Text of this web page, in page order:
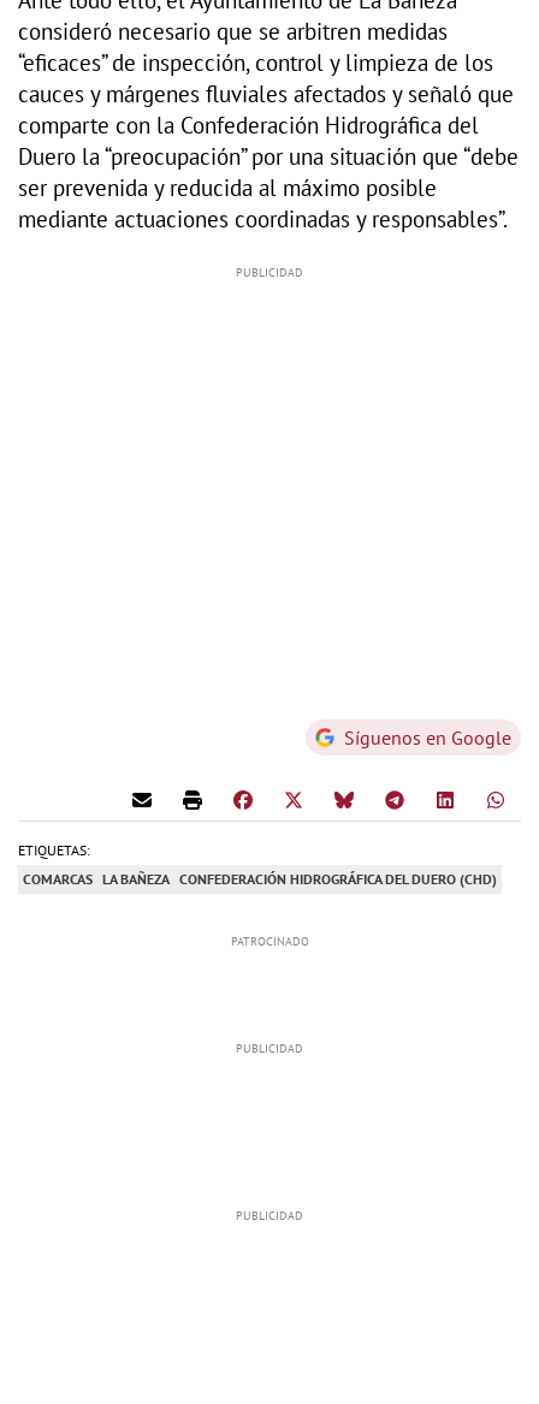
consideró necesario que se arbitren medidas
“eficaces” de inspección, control y limpieza de los
cauces y márgenes fluviales afectados y señaló que
comparte con la Confederación Hidrográfica del
Duero la “preocupación” por una situación que “debe
ser prevenida y reducida al máximo posible
mediante actuaciones coordinadas y responsables”.
Síguenos en Google
ETIQUETAS:
COMARCAS LA BAÑEZA CONFEDERACIÓN HIDROGRÁFICA DEL DUERO (CHD)